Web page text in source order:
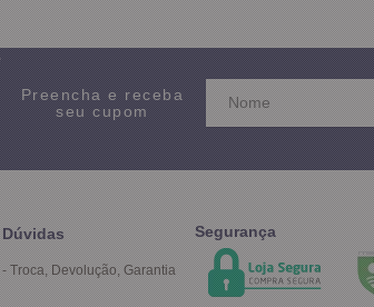
Preencha e receba
seu cupom
Dúvidas
Troca, Devolução, Garantia
Segurança